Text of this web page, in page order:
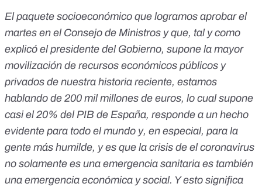
El paquete socioeconómico que logramos aprobar el
martes en el Consejo de Ministros y que, tal y como
explicó el presidente del Gobierno, supone la mayor
movilización de recursos económicos públicos y
privados de nuestra historia reciente, estamos
hablando de 200 mil millones de euros, lo cual supone
casi el 20% del PIB de España, responde a un hecho
evidente para todo el mundo y, en especial, para la
gente más humilde, y es que la crisis de el coronavirus
no solamente es una emergencia sanitaria es también
una emergencia económica y social. Y esto significa